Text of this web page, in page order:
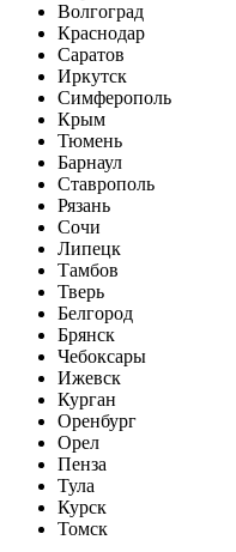
Волгоград
Краснодар
Саратов
Иркутск
Симферополь
Крым
Тюмень
Барнаул
Ставрополь
Рязань
Сочи
Липецк
Тамбов
Тверь
Белгород
Брянск
Чебоксары
Ижевск
Курган
Оренбург
Орел
Пенза
Тула
Курск
Томск